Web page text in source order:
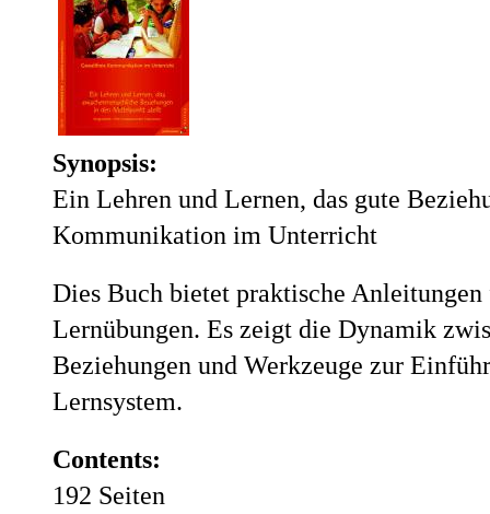
Synopsis:
Ein Lehren und Lernen, das gute
Kommunikation im Unterricht
Dies Buch bietet praktische
Lernübungen. Es zeigt die Dynamik
Beziehungen und Werkzeuge zur
Lernsystem.
Contents:
192 Seiten